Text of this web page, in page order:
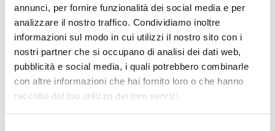
annunci, per fornire funzionalità dei social media e per
analizzare il nostro traffico. Condividiamo inoltre
informazioni sul modo in cui utilizzi il nostro sito con i
nostri partner che si occupano di analisi dei dati web,
pubblicità e social media, i quali potrebbero combinarle
con altre informazioni che hai fornito loro o che hanno
raccolto dal tuo utilizzo dei loro servizi.
5000 € 0,30 € 0,35
6000 € 0,30 € 0,34
7000 € 0,29 € 0,34
10000 € 0,28 € 0,31